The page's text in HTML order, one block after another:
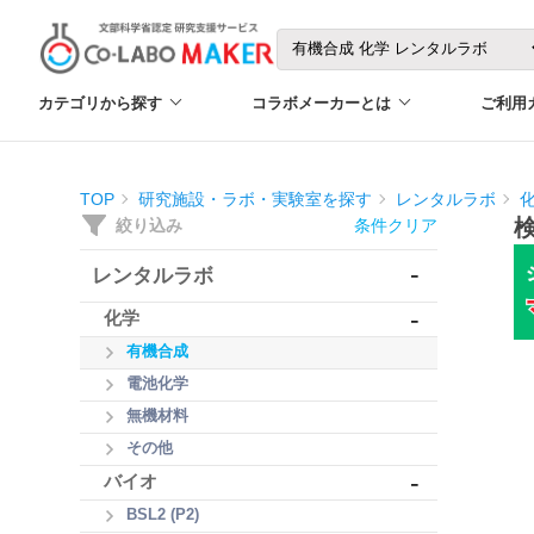
カテゴリから探す コラボメーカーとは ご利用
TOP 研究施設・ラボ・実験室を探す レンタルラボ
絞り込み 条件クリア
レンタルラボ -
化学 -
有機合成
電池化学
無機材料
その他
バイオ -
BSL2 (P2)